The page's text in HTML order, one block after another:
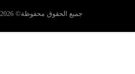
جميع الحقوق محفوظة© 2026